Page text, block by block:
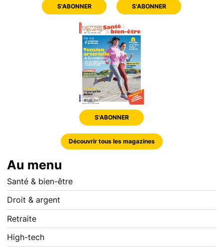
S'ABONNER S'ABONNER
S'ABONNER
Découvrir tous les magazines
Au menu
Santé & bien-être
Droit & argent
Retraite
High-tech